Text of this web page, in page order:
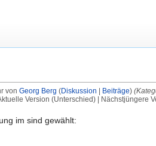
von Georg Berg (Diskussion Beiträge)
Version (Unterschied) | Nächstjüngere
im sind gewählt: